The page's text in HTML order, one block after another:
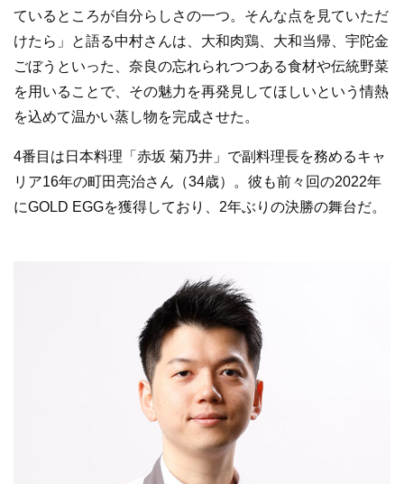
ているところが自分らしさの一つ。そんな点を見ていただ
けたら」と語る中村さんは、大和肉鶏、大和当帰、宇陀金
ごぼうといった、奈良の忘れられつつある食材や伝統野菜
を用いることで、その魅力を再発見してほしいという情熱
を込めて温かい蒸し物を完成させた。
4番目は日本料理「赤坂 菊乃井」で副料理長を務めるキャ
リア16年の町田亮治さん（34歳）。彼も前々回の2022年
にGOLD EGGを獲得しており、2年ぶりの決勝の舞台だ。